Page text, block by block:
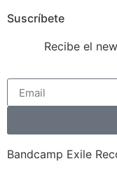
Suscríbete
Recibe el
Bandcamp Exile